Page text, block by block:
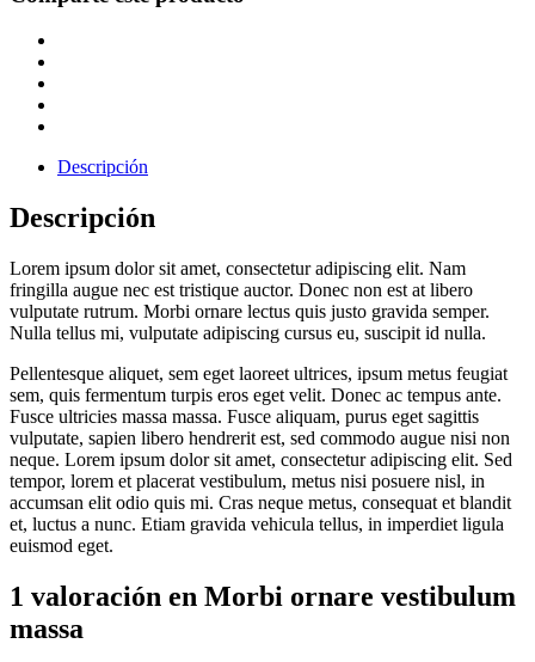
Descripción
Descripción
Lorem ipsum dolor sit amet, consectetur adipiscing elit. Nam
fringilla augue nec est tristique auctor. Donec non est at libero
vulputate rutrum. Morbi ornare lectus quis justo gravida semper.
Nulla tellus mi, vulputate adipiscing cursus eu, suscipit id nulla.
Pellentesque aliquet, sem eget laoreet ultrices, ipsum metus feugiat
sem, quis fermentum turpis eros eget velit. Donec ac tempus ante.
Fusce ultricies massa massa. Fusce aliquam, purus eget sagittis
vulputate, sapien libero hendrerit est, sed commodo augue nisi non
neque. Lorem ipsum dolor sit amet, consectetur adipiscing elit. Sed
tempor, lorem et placerat vestibulum, metus nisi posuere nisl, in
accumsan elit odio quis mi. Cras neque metus, consequat et blandit
et, luctus a nunc. Etiam gravida vehicula tellus, in imperdiet ligula
euismod eget.
1 valoración en Morbi ornare vestibulum
massa